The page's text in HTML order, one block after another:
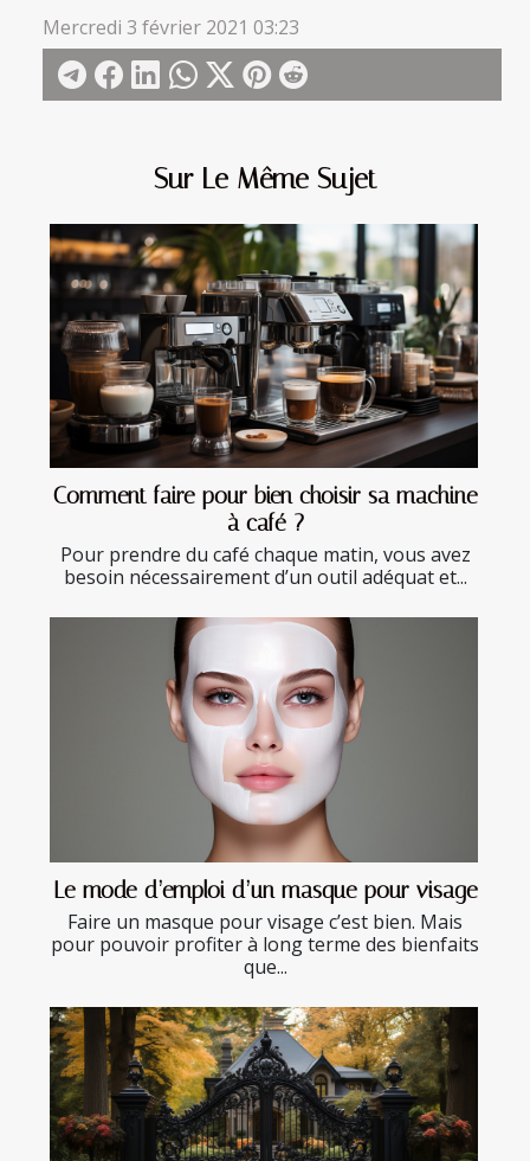
Sur Le Même Sujet
Comment faire pour bien choisir sa machine
à café ?
Pour prendre du café chaque matin, vous avez
besoin nécessairement d’un outil adéquat et...
Le mode d’emploi d’un masque pour visage
Faire un masque pour visage c’est bien. Mais
pour pouvoir profiter à long terme des bienfaits
que...
Mercredi 3 février 2021 03:23